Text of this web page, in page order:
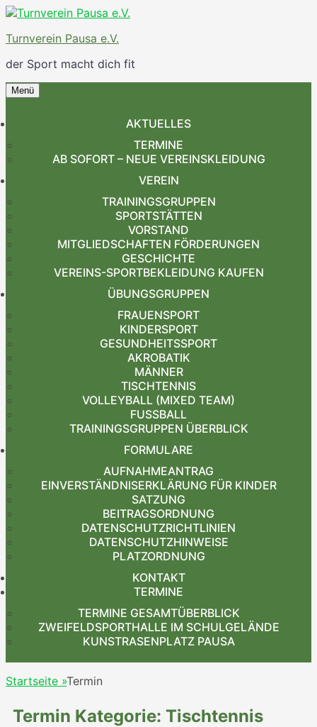
Zum
springen
Turnverein Pausa e.V.
der Sport macht dich fit
Menü
AKTUELLES
TERMINE
AB SOFORT – NEUE VEREINSKLEIDUNG
VEREIN
TRAININGSGRUPPEN
SPORTSTÄTTEN
VORSTAND
MITGLIEDSCHAFTEN FÖRDERUNGEN
GESCHICHTE
VEREINS-SPORTBEKLEIDUNG KAUFEN
ÜBUNGSGRUPPEN
FRAUENSPORT
KINDERSPORT
GESUNDHEITSSPORT
AKROBATIK
MÄNNER
TISCHTENNIS
VOLLEYBALL (MIXED TEAM)
FUSSBALL
TRAININGSGRUPPEN ÜBERBLICK
FORMULARE
AUFNAHMEANTRAG
EINVERSTÄNDNISERKLÄRUNG FÜR KINDER
SATZUNG
BEITRAGSORDNUNG
DATENSCHUTZRICHTLINIEN
DATENSCHUTZHINWEISE
PLATZORDNUNG
KONTAKT
TERMINE
TERMINE GESAMTÜBERBLICK
ZWEIFELDSPORTHALLE IM SCHULGELÄNDE
KUNSTRASENPLATZ PAUSA
Startseite »Termin
Termin Kategorie: Tischtennis